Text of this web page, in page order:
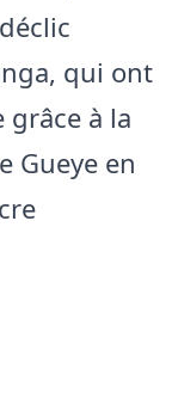
qui ont
à la
Gueye en